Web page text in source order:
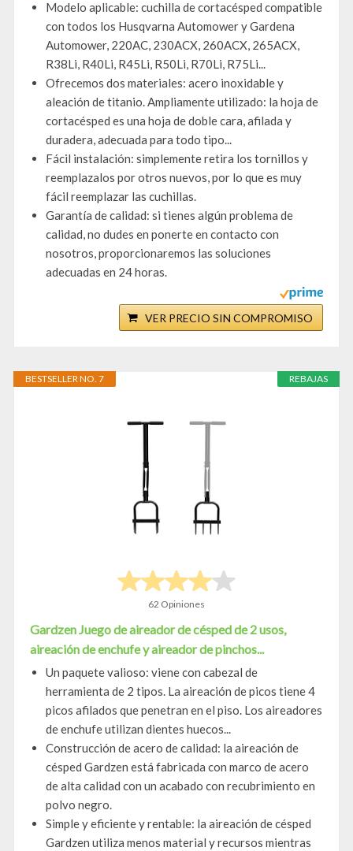
Modelo aplicable: cuchilla de cortacésped compatible
con todos los Husqvarna Automower y Gardena
Automower, 220AC, 230ACX, 260ACX, 265ACX,
R38Li, R40Li, R45Li, R50Li, R70Li, R75Li...
Ofrecemos dos materiales: acero inoxidable y
aleación de titanio. Ampliamente utilizado: la hoja de
cortacésped es una hoja de doble cara, afilada y
duradera, adecuada para todo tipo...
Fácil instalación: simplemente retira los tornillos y
reemplazalos por otros nuevos, por lo que es muy
fácil reemplazar las cuchillas.
Garantía de calidad: si tienes algún problema de
calidad, no dudes en ponerte en contacto con
nosotros, proporcionaremos las soluciones
adecuadas en 24 horas.
VER PRECIO SIN COMPROMISO
REBAJAS
BESTSELLER NO. 7
62 Opiniones
Gardzen Juego de aireador de césped de 2 usos,
aireación de enchufe y aireador de pinchos...
Un paquete valioso: viene con cabezal de
herramienta de 2 tipos. La aireación de picos tiene 4
picos afilados que penetran en el piso. Los aireadores
de enchufe utilizan dientes huecos...
Construcción de acero de calidad: la aireación de
césped Gardzen está fabricada con marco de acero
de alta calidad con un acabado con recubrimiento en
polvo negro.
Simple y eficiente y rentable: la aireación de césped
Gardzen utiliza menos material y recursos mientras